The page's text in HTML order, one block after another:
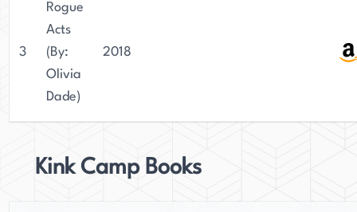
3
Rogue
Acts
(By:
Olivia
Dade)
2018
Kink Camp Books